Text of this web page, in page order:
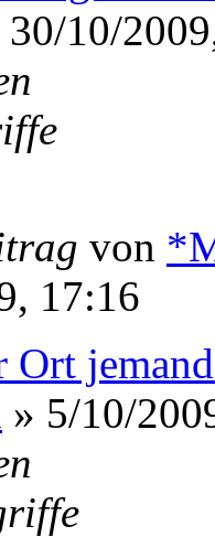
30/10/
von
17:16
Ort
» 5/10/